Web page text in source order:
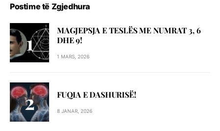
Postime të Zgjedhura
MAGJEPSJA E TESLËS ME NUMRAT 3, 6
DHE 9!
1 MARS, 2026
FUQIA E DASHURISË!
8 JANAR, 2026